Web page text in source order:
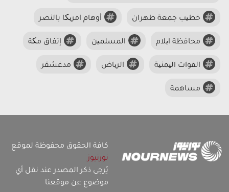
خطیب جمعة طهران أوهام امریکا بالنصر
محافظة ایلام المسلمین إتفاق مکة
القوات الیمنیة الریاض مدغشقر
مساهمة
كافة الحقوق محفوظة لموقع
نورنيوز
يُرجى ذكر المصدر عند نقل أي
موضوع عن موقعنا